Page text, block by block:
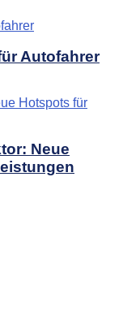
Autofahrer
Neue